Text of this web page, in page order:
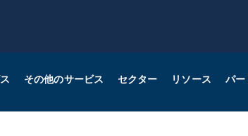
その他のサービス セクター リソース パー